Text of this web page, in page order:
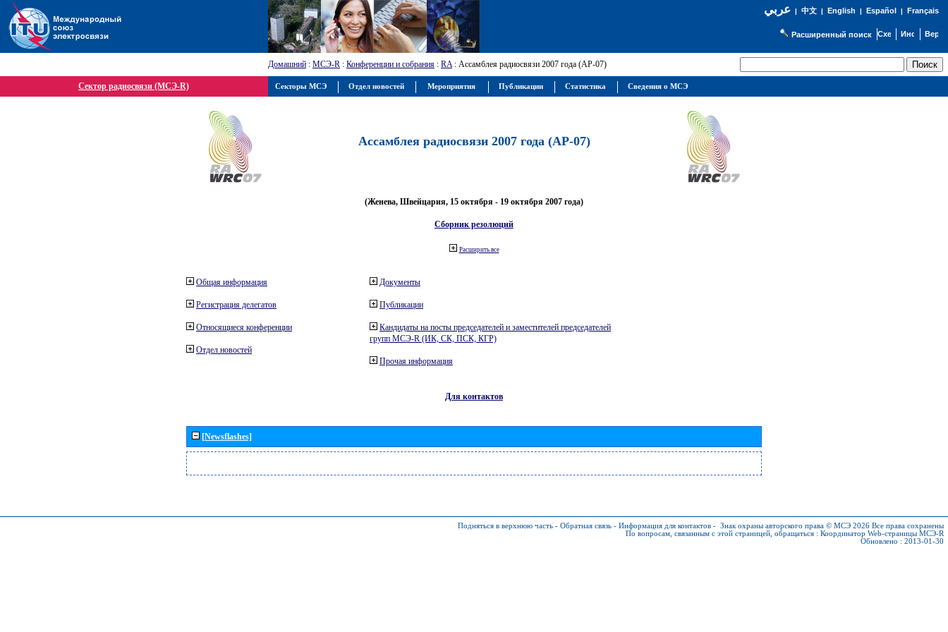
عربي| 中文| English | Español | Français
Расширенный поиск
Домашний : МСЭ-R : Конференции и собрания : RA: Ассамблея радиосвязи 2007 года (АР-07)
Сектор радиосвязи (МСЭ-R)
Ассамблея радиосвязи 2007 года (АР-07)
(Женева, Швейцария, 15 октября - 19 октября 2007 года)
Сборник резолюций
Расширить все
Общая информация
Регистрация делегатов
Относящиеся конференции
Отдел новостей
Документы
Публикации
Кандидаты на посты председателей и заместителей председателей
групп МСЭ-R (ИК, СК, ПСК, КГР)
Прочая информация
Для контактов
[Newsflashes]
Подняться в верхнюю часть - Обратная связь - Информация для контактов - Знак охраны авторского права © МСЭ 2026 Все права сохранены
По вопросам, связанным с этой страницей, обращаться : Координатор Web-страницы МСЭ-R
Обновлено : 2013-01-30
Секторы МСЭ Отдел новостей Мероприятия Публикации Статистика Сведения о МСЭ